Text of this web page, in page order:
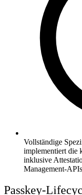
Vollständige
implementiert die
inklusive
Management-APIs
Passkey-